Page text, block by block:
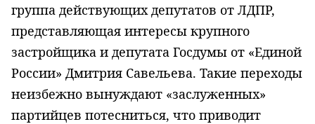
группа действующих депутатов от ЛДПР,
представляющая интересы крупного
застройщика и депутата Госдумы от «Единой
России» Дмитрия Савельева. Такие переходы
неизбежно вынуждают «заслуженных»
партийцев потесниться, что приводит